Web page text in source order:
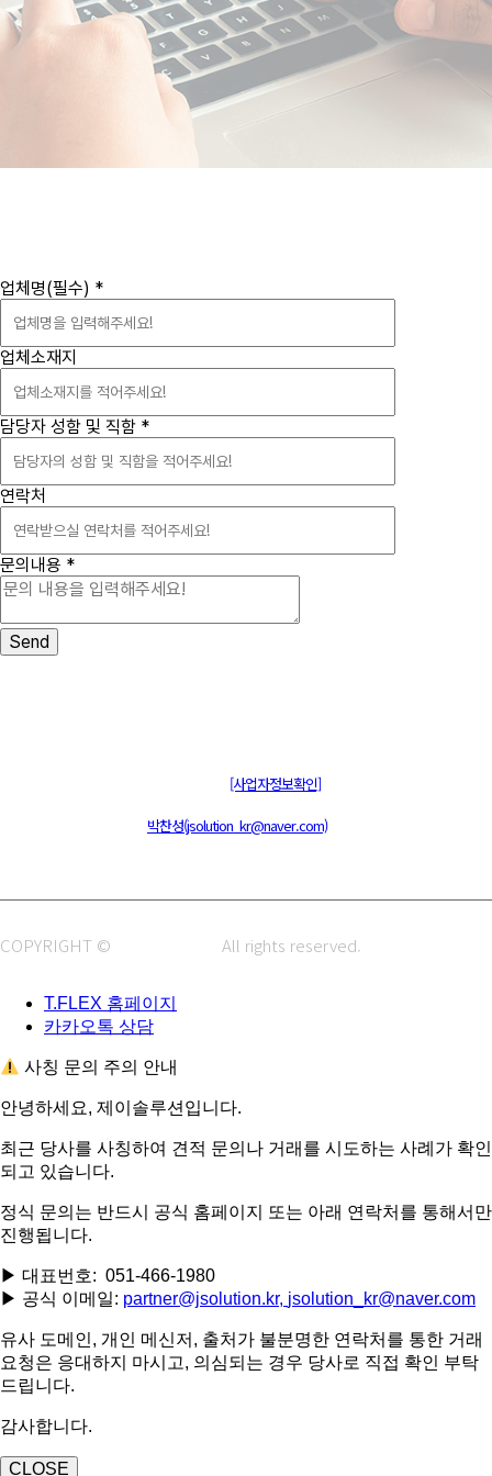
업체명(필수) *
업체소재지
담당자 성함 및 직함 *
연락처
문의내용 *
Send
[사업자정보확인]
박찬성(jsolution_kr@naver.com)
COPYRIGHT © All rights reserved.
T.FLEX 홈페이지
카카오톡 상담
사칭 문의 주의 안내
안녕하세요, 제이솔루션입니다.
최근 당사를 사칭하여 견적 문의나 거래를 시도하는 사례가 확인
되고 있습니다.
정식 문의는 반드시 공식 홈페이지 또는 아래 연락처를 통해서만
진행됩니다.
▶ 대표번호: 051-466-1980
▶ 공식 이메일: partner@jsolution.kr, jsolution_kr@naver.com
유사 도메인, 개인 메신저, 출처가 불분명한 연락처를 통한 거래
요청은 응대하지 마시고, 의심되는 경우 당사로 직접 확인 부탁
드립니다.
감사합니다.
CLOSE